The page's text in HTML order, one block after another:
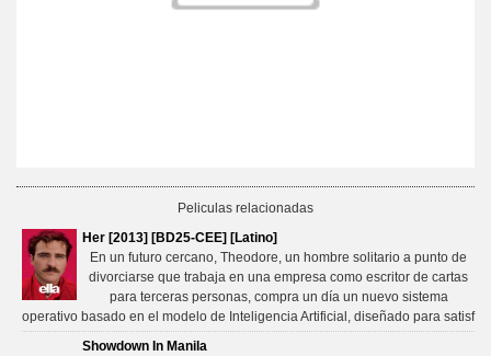
Peliculas relacionadas
Her [2013] [BD25-CEE] [Latino]
En un futuro cercano, Theodore, un hombre solitario a punto de
divorciarse que trabaja en una empresa como escritor de cartas
para terceras personas, compra un día un nuevo sistema
operativo basado en el modelo de Inteligencia Artificial, diseñado para satisf
Showdown In Manila